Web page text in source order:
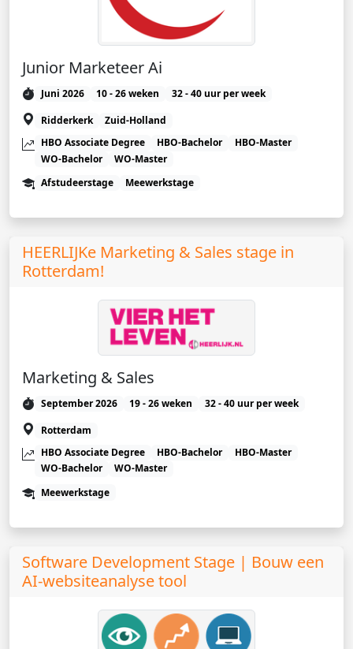
Junior Marketeer Ai
Juni 2026 10 - 26 weken
32 - 40 uur per week
Ridderkerk
Zuid-Holland
HBO Associate Degree
HBO-Bachelor
HBO-Master
WO-Bachelor
WO-Master
Afstudeerstage
Meewerkstage
HEERLIJKe Marketing & Sales stage in
Rotterdam!
Marketing & Sales
September 2026 19 - 26 weken
32 - 40 uur per week
Rotterdam
HBO Associate Degree
HBO-Bachelor
HBO-Master
WO-Bachelor
WO-Master
Meewerkstage
Software Development Stage | Bouw een
AI-websiteanalyse tool